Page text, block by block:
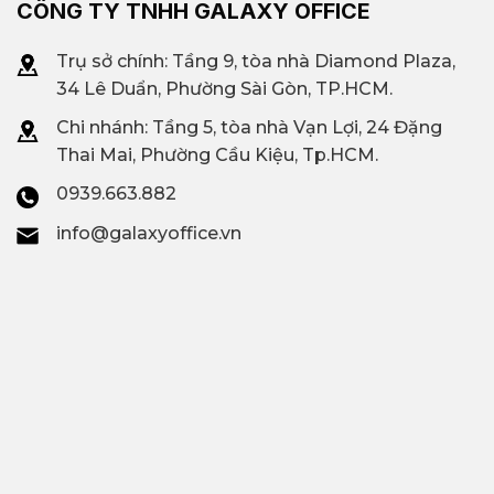
CÔNG TY TNHH GALAXY OFFICE
Trụ sở chính: Tầng 9, tòa nhà Diamond Plaza,
34 Lê Duẩn, Phường Sài Gòn, TP.HCM.
Chi nhánh: Tầng 5, tòa nhà Vạn Lợi, 24 Đặng
Thai Mai, Phường Cầu Kiệu, Tp.HCM.
0939.663.882
info@galaxyoffice.vn